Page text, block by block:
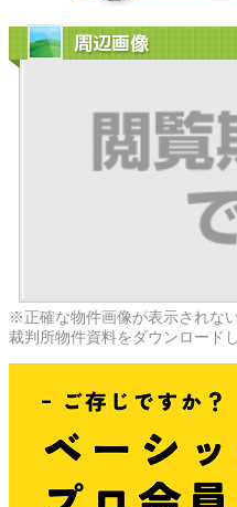
周辺画像
※正確な物件画像が表示されな
裁判所物件資料をダウンロード